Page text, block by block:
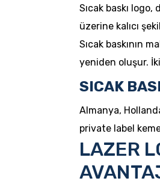
Sıcak baskı
üzerine kalıcı
Sıcak baskının
yeniden oluşur.
SICAK
Almanya,
private label
LAZER